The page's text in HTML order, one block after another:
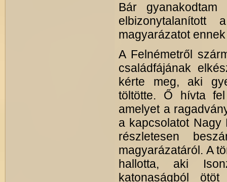
Bár
magyarázatot
A Felnémetről
családfájának
kérte meg, aki
töltötte. Ő hívta
amelyet a
a kapcsolatot Nagy
részletesen
magyarázatáról. A
hallotta, aki
katonaságból